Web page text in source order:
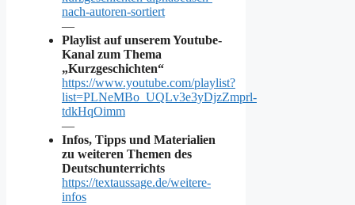
nach-autoren-sortiert
—
Playlist auf unserem Youtube-
Kanal zum Thema
„Kurzgeschichten“
https://www.youtube.com/playlist?
list=PLNeMBo_UQLv3e3yDjzZmprl-
tdkHqOimm
—
Infos, Tipps und Materialien
zu weiteren Themen des
Deutschunterrichts
https://textaussage.de/weitere-
infos